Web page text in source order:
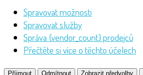
Spravovat možnosti
Spravovat služby
Správa {vendor_count} prodejců
Přečtěte si více o těchto účelech
Příjmout Odmítnout Zobrazit předvolby